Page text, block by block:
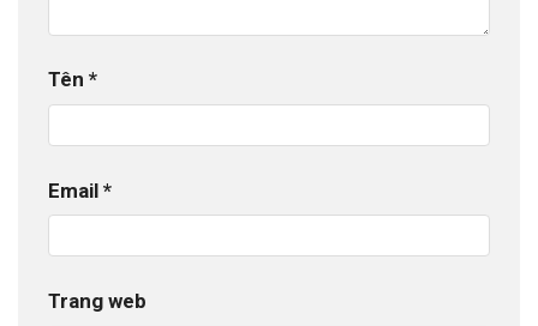
Tên *
Email *
Trang web